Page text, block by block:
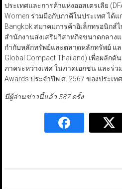
ประเทศและการค้าแห่งออสเตรเลีย
Women ร่วมมือกับภาคีในประเทศ ได้แ
Bangkok สมาคมการค้าอิเล็กทรอนิกส์
สำนักงานส่งเสริมวิสาหกิจขนาดกลา
กำกับหลักทรัพย์และตลาดหลักทรัพย์ แ
Global Compact Thailand) เพื่อผลักดั
ภาคระหว่างเพศ ในภาคเอกชน และร่ว
Awards ประจำปีพ.ศ. 2567 ของประเท
มีผู้อ่านข่าวนี้แล้ว 587 ครั้ง